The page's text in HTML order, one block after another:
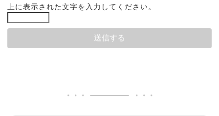
上に表示された文字を入力してください。